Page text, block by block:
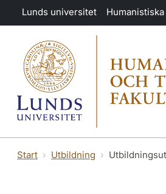
Hoppa till huvudinnehåll
Lunds universitet
Start Utbildning